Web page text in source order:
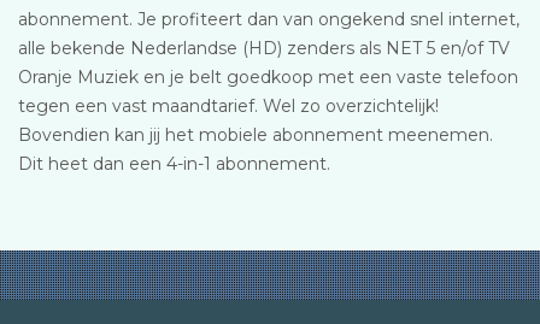
abonnement. Je profiteert dan van ongekend snel internet,
alle bekende Nederlandse (HD) zenders als NET 5 en/of TV
Oranje Muziek en je belt goedkoop met een vaste telefoon
tegen een vast maandtarief. Wel zo overzichtelijk!
Bovendien kan jij het mobiele abonnement meenemen.
Dit heet dan een 4-in-1 abonnement.